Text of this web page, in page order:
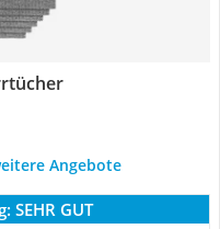
Angebote
SEHR GUT